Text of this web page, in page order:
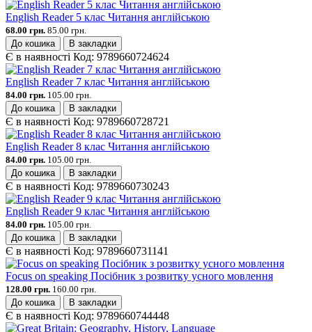
English Reader 5 клас Читання англійською
68.00 грн. 85.00 грн.
До кошика
В закладки
Є в наявності Код: 9789660724624
English Reader 7 клас Читання англійською
84.00 грн. 105.00 грн.
До кошика
В закладки
Є в наявності Код: 9789660728721
English Reader 8 клас Читання англійською
84.00 грн. 105.00 грн.
До кошика
В закладки
Є в наявності Код: 9789660730243
English Reader 9 клас Читання англійською
84.00 грн. 105.00 грн.
До кошика
В закладки
Є в наявності Код: 9789660731141
Focus on speaking Посібник з розвитку усного мовлення
128.00 грн. 160.00 грн.
До кошика
В закладки
Є в наявності Код: 9789660744448